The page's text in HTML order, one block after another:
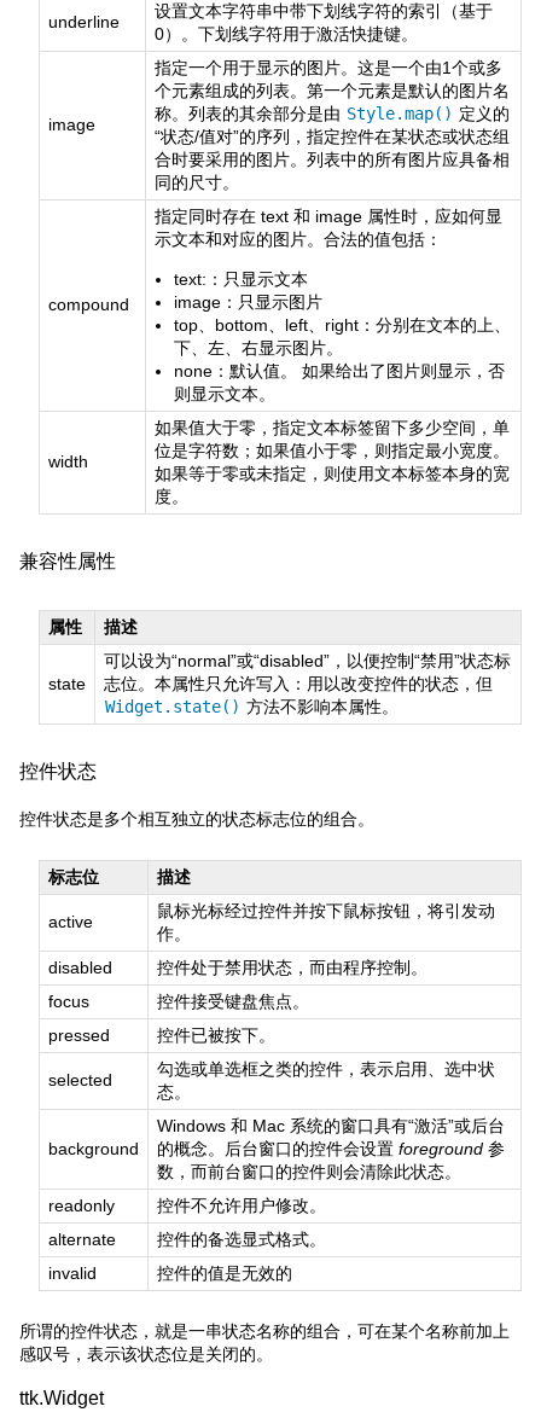
underline
设置文本字符串中带下划线字符的索引（基于
0）。下划线字符用于激活快捷键。
image
指定一个用于显示的图片。这是一个由1个或多
个元素组成的列表。第一个元素是默认的图片名
称。列表的其余部分是由 Style.map() 定义的
“状态/值对”的序列，指定控件在某状态或状态组
合时要采用的图片。列表中的所有图片应具备相
同的尺寸。
compound
指定同时存在 text 和 image 属性时，应如何显
示文本和对应的图片。合法的值包括：
text:：只显示文本
image：只显示图片
top、bottom、left、right：分别在文本的上、
下、左、右显示图片。
none：默认值。 如果给出了图片则显示，否
则显示文本。
width
如果值大于零，指定文本标签留下多少空间，单
位是字符数；如果值小于零，则指定最小宽度。
如果等于零或未指定，则使用文本标签本身的宽
度。
兼容性属性
属性 描述
state
可以设为“normal”或“disabled”，以便控制“禁用”状态标
志位。本属性只允许写入：用以改变控件的状态，但
Widget.state() 方法不影响本属性。
控件状态
控件状态是多个相互独立的状态标志位的组合。
标志位 描述
active
鼠标光标经过控件并按下鼠标按钮，将引发动
作。
disabled
控件处于禁用状态，而由程序控制。
focus
控件接受键盘焦点。
pressed
控件已被按下。
selected
勾选或单选框之类的控件，表示启用、选中状
态。
background
Windows 和 Mac 系统的窗口具有“激活”或后台
的概念。后台窗口的控件会设置 foreground 参
数，而前台窗口的控件则会清除此状态。
readonly
控件不允许用户修改。
alternate
控件的备选显式格式。
invalid
控件的值是无效的
所谓的控件状态，就是一串状态名称的组合，可在某个名称前加上
感叹号，表示该状态位是关闭的。
ttk.Widget